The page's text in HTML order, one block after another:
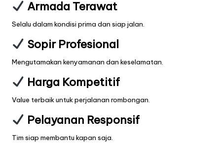
Armada Terawat
Selalu dalam kondisi prima dan siap jalan.
Sopir Profesional
Mengutamakan kenyamanan dan keselamatan.
Harga Kompetitif
Value terbaik untuk perjalanan rombongan.
Pelayanan Responsif
Tim siap membantu kapan saja.